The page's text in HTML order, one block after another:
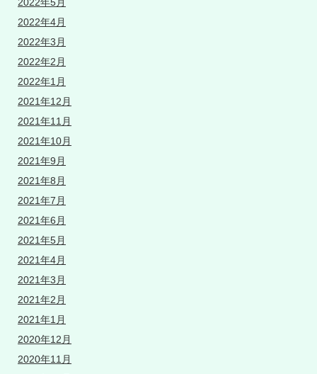
2022年4月
2022年3月
2022年2月
2022年1月
2021年12月
2021年11月
2021年10月
2021年9月
2021年8月
2021年7月
2021年6月
2021年5月
2021年4月
2021年3月
2021年2月
2021年1月
2020年12月
2020年11月